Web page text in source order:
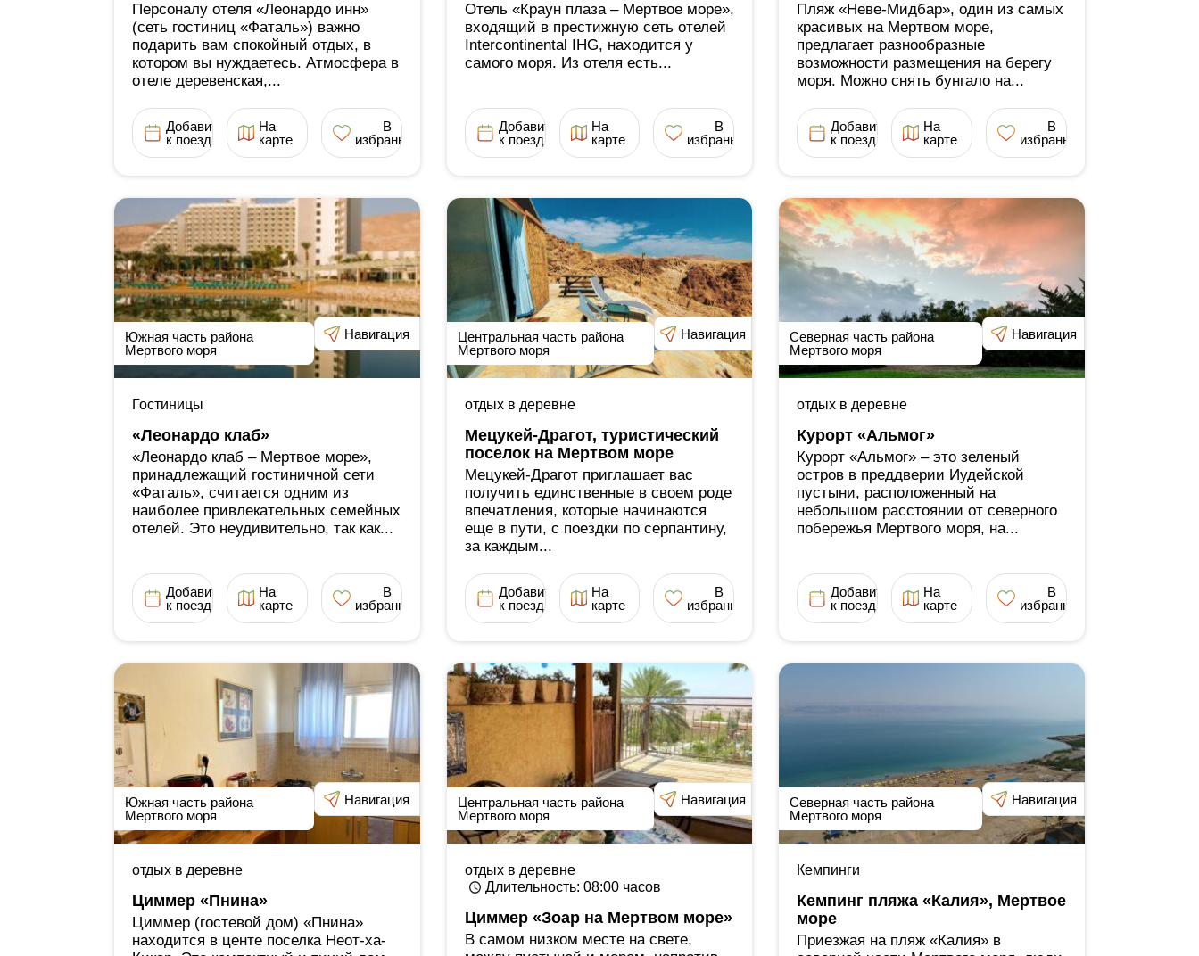
Персоналу отеля «Леонардо инн»
(сеть гостиниц «Фаталь») важно
подарить вам спокойный отдых, в
котором вы нуждаетесь. Атмосфера в
отеле деревенская,...
Добавить
к поездке
На
карте
В
избранное
Отель «Краун плаза ‒ Мертвое море»,
входящий в престижную сеть отелей
Intercontinental IHG, находится у
самого моря. Из отеля есть...
Добавить
к поездке
На
карте
В
избранное
Пляж «Неве-Мидбар», один из самых
красивых на Мертвом море,
предлагает разнообразные
возможности размещения на берегу
моря. Можно снять бунгало на...
Добавить
к поездке
На
карте
В
избранное
Южная часть района
Мертвого моря
Навигация
Гостиницы
«Леонардо клаб»
«Леонардо клаб ‒ Мертвое море»,
принадлежащий гостиничной сети
«Фаталь», считается одним из
наиболее привлекательных семейных
отелей. Это неудивительно, так как...
Добавить
к поездке
На
карте
В
избранное
Центральная часть района
Мертвого моря
Навигация
отдых в деревне
Мецукей-Драгот, туристический
поселок на Мертвом море
Мецукей-Драгот приглашает вас
получить единственные в своем роде
впечатления, которые начинаются
еще в пути, с поездки по серпантину,
за каждым...
Добавить
к поездке
На
карте
В
избранное
Северная часть района
Мертвого моря
Навигация
отдых в деревне
Курорт «Альмог»
Курорт «Альмог» ‒ это зеленый
остров в преддверии Иудейской
пустыни, расположенный на
небольшом расстоянии от северного
побережья Мертвого моря, на...
Добавить
к поездке
На
карте
В
избранное
Южная часть района
Мертвого моря
Навигация
отдых в деревне
Циммер «Пнина»
Циммер (гостевой дом) «Пнина»
находится в центе поселка Неот-ха-
Центральная часть района
Мертвого моря
Навигация
отдых в деревне
Длительность: 08:00 часов
Циммер «Зоар на Мертвом море»
В самом низком месте на свете,
Северная часть района
Мертвого моря
Навигация
Кемпинги
Кемпинг пляжа «Калия», Мертвое
море
Приезжая на пляж «Калия» в